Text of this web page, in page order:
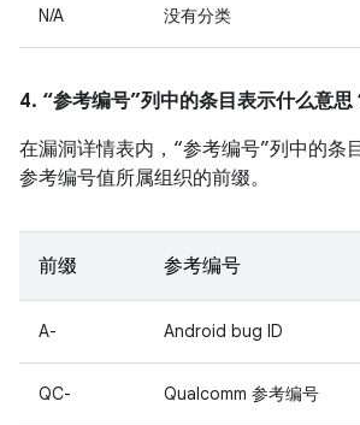
N/A 没有分类
4. “参考编号”列中的条目表示什么意思
在漏洞详情表内，“参考编号”列中的条
参考编号值所属组织的前缀。
前缀 参考编号
A- Android bug ID
QC- Qualcomm 参考编号